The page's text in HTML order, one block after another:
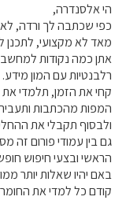
הי אלסנדרה,
כפי שכתבה לך ורדה, לא
מאד לא מקצועי, לתכנן
אתן כמה נקודות
רלבנטיות עם המון מידע.
קחי את הזמן, תלמדי את
המפות מהכתבות
ולבסוף תקבלי את
גם בין עמודי פורום זה
הראשי ובצעי חיפוש
באם יהיו שאלות יותר
קודם כל למדי את